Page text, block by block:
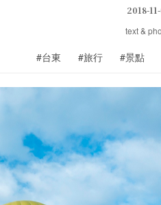
2018-
text &
#台東 #旅行 #景點